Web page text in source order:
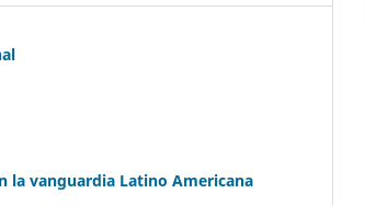
la vanguardia Latino Americana